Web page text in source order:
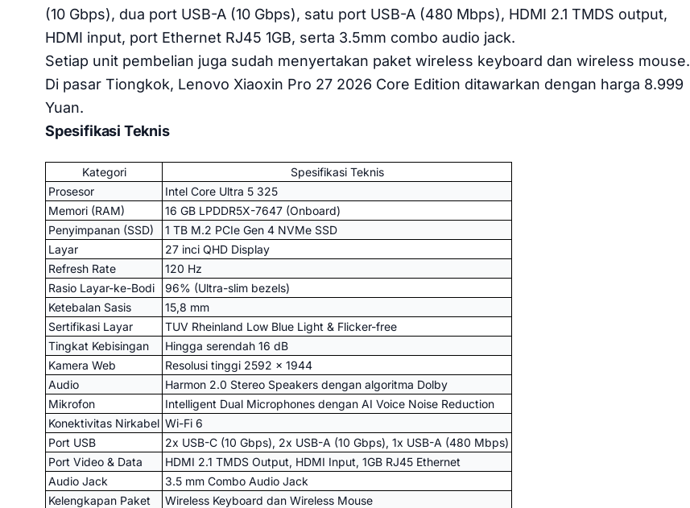
(10 Gbps), dua port USB-A (10 Gbps), satu port USB-A (480 Mbps), HDMI 2.1 TMDS output,
HDMI input, port Ethernet RJ45 1GB, serta 3.5mm combo audio jack.
Setiap unit pembelian juga sudah menyertakan paket wireless keyboard dan wireless mouse.
Di pasar Tiongkok, Lenovo Xiaoxin Pro 27 2026 Core Edition ditawarkan dengan harga 8.999
Yuan.
Spesifikasi Teknis
Kategori
Spesifikasi Teknis
Prosesor
Intel Core Ultra 5 325
Memori (RAM)
16 GB LPDDR5X-7647 (Onboard)
Penyimpanan (SSD)
1 TB M.2 PCIe Gen 4 NVMe SSD
Layar
27 inci QHD Display
Refresh Rate
120 Hz
Rasio Layar-ke-Bodi
96% (Ultra-slim bezels)
Ketebalan Sasis
15,8 mm
Sertifikasi Layar
TUV Rheinland Low Blue Light & Flicker-free
Tingkat Kebisingan
Hingga serendah 16 dB
Kamera Web
Resolusi tinggi 2592 x 1944
Audio
Harmon 2.0 Stereo Speakers dengan algoritma Dolby
Mikrofon
Intelligent Dual Microphones dengan AI Voice Noise Reduction
Konektivitas Nirkabel Wi-Fi 6
Port USB
2x USB-C (10 Gbps), 2x USB-A (10 Gbps), 1x USB-A (480 Mbps)
Port Video & Data
HDMI 2.1 TMDS Output, HDMI Input, 1GB RJ45 Ethernet
Audio Jack
3.5 mm Combo Audio Jack
Kelengkapan Paket
Wireless Keyboard dan Wireless Mouse